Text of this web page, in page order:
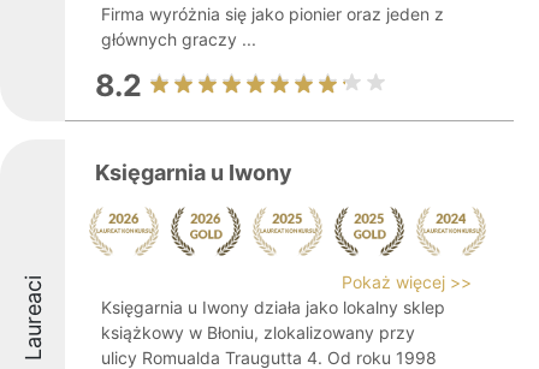
Firma wyróżnia się jako pionier oraz jeden z
głównych graczy ...
8.2
Laureaci
Księgarnia u Iwony
Pokaż więcej >>
Księgarnia u Iwony działa jako lokalny sklep
książkowy w Błoniu, zlokalizowany przy
ulicy Romualda Traugutta 4. Od roku 1998